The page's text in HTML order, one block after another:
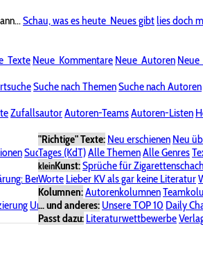
Schau, was es heute Neues gibtlies doch
Texte Neue Kommentare Neue Autoren Neue
Suche nach ThemenSuche nach Autoren
ZufallsautorAutoren-TeamsAutoren-Listen
"Richtige" Texte: Neu erschienen Neu
Tages (KdT)Alle ThemenAlle Genres
kleinKunst:Sprüche für
Worte Lieber KV als gar keine Literatur
Kolumnen:Autorenkolumnen
... und anderes: Unsere TOP 10 Daily
Passt dazu: Literaturwettbewerbe
Suche im ForumBereich "KV-Board"
BenutzersymboleSpende für KV Unsere
UrheberrechtAvatare & BilderStalking